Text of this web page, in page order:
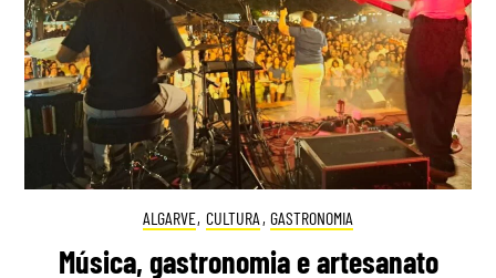
ALGARVE, CULTURA , GASTRONOMIA
Música, gastronomia e artesanato